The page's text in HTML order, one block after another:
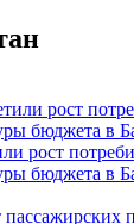
рост
бюджета в